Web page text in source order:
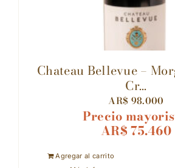
Chateau Bellevue –
Cr...
AR$ 98.000
Precio
AR$75.460
Agregar al carrito